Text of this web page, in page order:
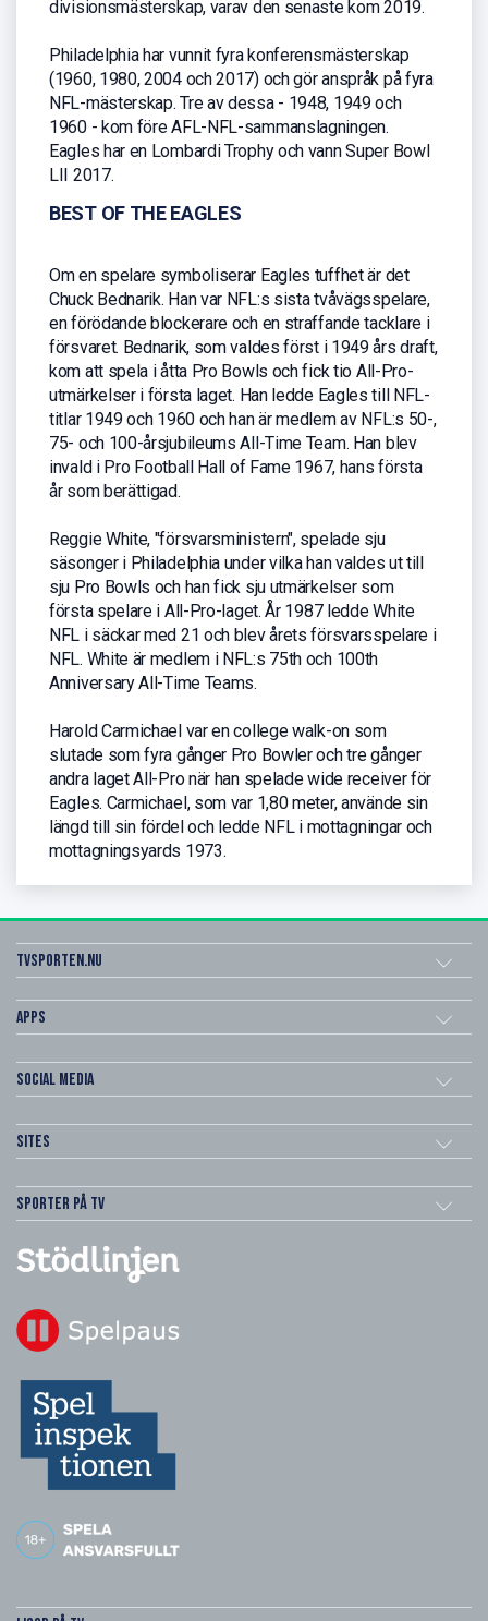
divisionsmästerskap, varav den senaste kom 2019.
Philadelphia har vunnit fyra konferensmästerskap
(1960, 1980, 2004 och 2017) och gör anspråk på fyra
NFL-mästerskap. Tre av dessa - 1948, 1949 och
1960 - kom före AFL-NFL-sammanslagningen.
Eagles har en Lombardi Trophy och vann Super Bowl
LII 2017.
BEST OF THE EAGLES
Om en spelare symboliserar Eagles tuffhet är det
Chuck Bednarik. Han var NFL:s sista tvåvägsspelare,
en förödande blockerare och en straffande tacklare i
försvaret. Bednarik, som valdes först i 1949 års draft,
kom att spela i åtta Pro Bowls och fick tio All-Pro-
utmärkelser i första laget. Han ledde Eagles till NFL-
titlar 1949 och 1960 och han är medlem av NFL:s 50-,
75- och 100-årsjubileums All-Time Team. Han blev
invald i Pro Football Hall of Fame 1967, hans första
år som berättigad.
Reggie White, "försvarsministern", spelade sju
säsonger i Philadelphia under vilka han valdes ut till
sju Pro Bowls och han fick sju utmärkelser som
första spelare i All-Pro-laget. År 1987 ledde White
NFL i säckar med 21 och blev årets försvarsspelare i
NFL. White är medlem i NFL:s 75th och 100th
Anniversary All-Time Teams.
Harold Carmichael var en college walk-on som
slutade som fyra gånger Pro Bowler och tre gånger
andra laget All-Pro när han spelade wide receiver för
Eagles. Carmichael, som var 1,80 meter, använde sin
längd till sin fördel och ledde NFL i mottagningar och
mottagningsyards 1973.
Tvsporten.nu
Apps
Social Media
Sites
Sporter på TV